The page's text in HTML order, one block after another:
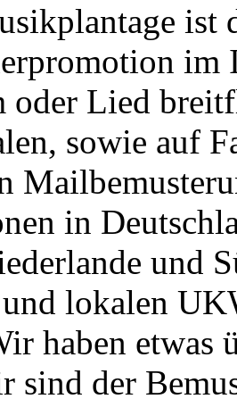
ist
im
oder Lied
sowie auf
in
und
lokalen
haben etwas
sind der